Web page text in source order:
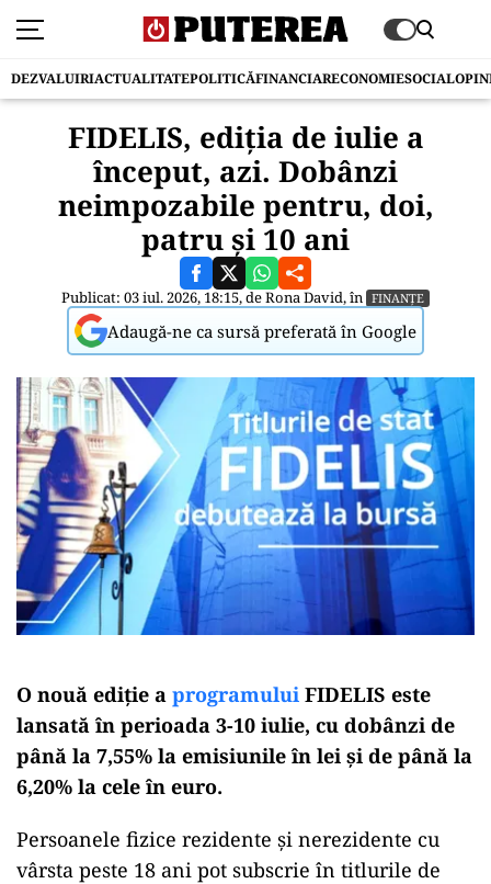
DEZVALUIRIACTUALITATEPOLITICĂFINANCIARECONOMIESOCIAL
FIDELIS, ediția de iulie a
început, azi. Dobânzi
neimpozabile pentru, doi,
patru și 10 ani
Publicat: 03 iul. 2026, 18:15, deRona David, în FINANȚE
Adaugă-ne ca sursă preferată în Google
O nouă ediție a programului FIDELIS este
lansată în perioada 3-10 iulie, cu dobânzi de
până la 7,55% la emisiunile în lei și de până la
6,20% la cele în euro.
Persoanele fizice rezidente și nerezidente cu
vârsta peste 18 ani pot subscrie în titlurile de